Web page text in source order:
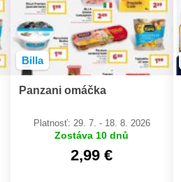
Billa
Panzani omáčka
Platnosť: 29. 7. - 18. 8. 2026
Zostáva 10 dnů
2,99 €